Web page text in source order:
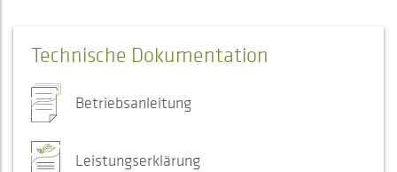
Technische Dokumentation
Betriebsanleitung
Leistungserklärung